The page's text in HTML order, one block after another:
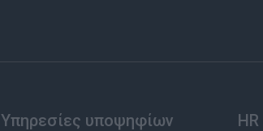
Υπηρεσίες υποψηφίων